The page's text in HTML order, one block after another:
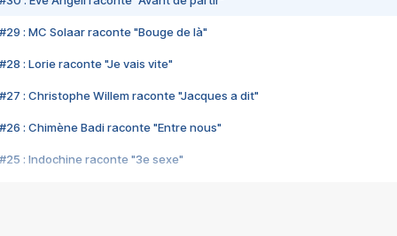
#29 : MC Solaar raconte "Bouge de là"
#28 : Lorie raconte "Je vais vite"
#27 : Christophe Willem raconte "Jacques a dit"
#26 : Chimène Badi raconte "Entre nous"
#25 : Indochine raconte "3e sexe"